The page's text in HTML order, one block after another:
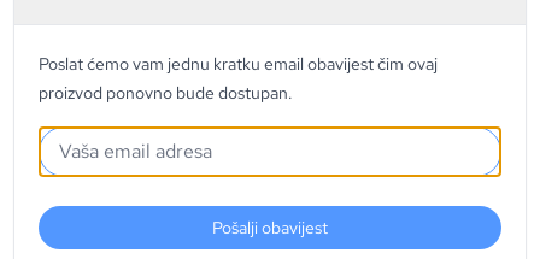
Poslat ćemo vam jednu kratku email obavijest čim ovaj
proizvod ponovno bude dostupan.
Pošalji obavijest